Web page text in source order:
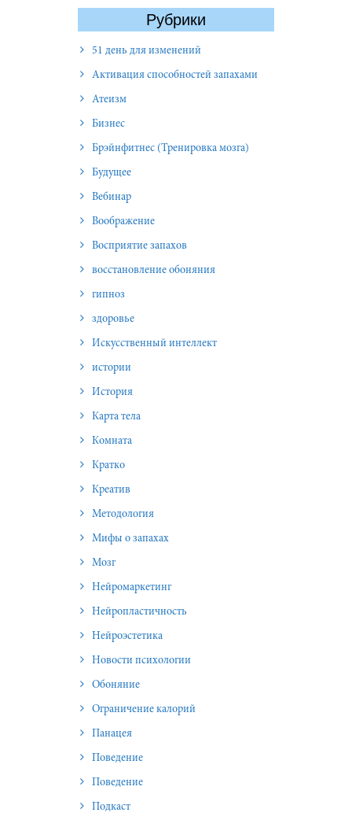
Рубрики
51 день для изменений
Активация способностей запахами
Атеизм
Бизнес
Брэйнфитнес (Тренировка мозга)
Будущее
Вебинар
Воображение
Восприятие запахов
восстановление обоняния
гипноз
здоровье
Искусственный интеллект
истории
История
Карта тела
Комната
Кратко
Креатив
Методология
Мифы о запахах
Мозг
Нейромаркетинг
Нейропластичность
Нейроэстетика
Новости психологии
Обоняние
Ограничение калорий
Панацея
Поведение
Поведение
Подкаст